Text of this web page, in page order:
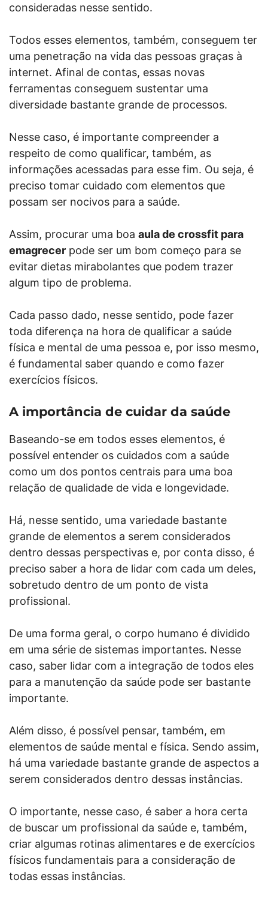
consideradas nesse sentido.
Todos esses elementos, também, conseguem ter
uma penetração na vida das pessoas graças à
internet. Afinal de contas, essas novas
ferramentas conseguem sustentar uma
diversidade bastante grande de processos.
Nesse caso, é importante compreender a
respeito de como qualificar, também, as
informações acessadas para esse fim. Ou seja, é
preciso tomar cuidado com elementos que
possam ser nocivos para a saúde.
Assim, procurar uma boa aula de crossfit para
emagrecer pode ser um bom começo para se
evitar dietas mirabolantes que podem trazer
algum tipo de problema.
Cada passo dado, nesse sentido, pode fazer
toda diferença na hora de qualificar a saúde
física e mental de uma pessoa e, por isso mesmo,
é fundamental saber quando e como fazer
exercícios físicos.
A importância de cuidar da saúde
Baseando-se em todos esses elementos, é
possível entender os cuidados com a saúde
como um dos pontos centrais para uma boa
relação de qualidade de vida e longevidade.
Há, nesse sentido, uma variedade bastante
grande de elementos a serem considerados
dentro dessas perspectivas e, por conta disso, é
preciso saber a hora de lidar com cada um deles,
sobretudo dentro de um ponto de vista
profissional.
De uma forma geral, o corpo humano é dividido
em uma série de sistemas importantes. Nesse
caso, saber lidar com a integração de todos eles
para a manutenção da saúde pode ser bastante
importante.
Além disso, é possível pensar, também, em
elementos de saúde mental e física. Sendo assim,
há uma variedade bastante grande de aspectos a
serem considerados dentro dessas instâncias.
O importante, nesse caso, é saber a hora certa
de buscar um profissional da saúde e, também,
criar algumas rotinas alimentares e de exercícios
físicos fundamentais para a consideração de
todas essas instâncias.